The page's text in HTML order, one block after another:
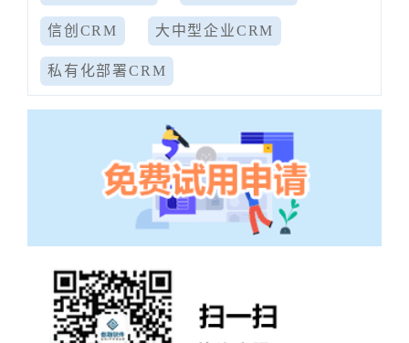
信创CRM 大中型企业CRM
私有化部署CRM